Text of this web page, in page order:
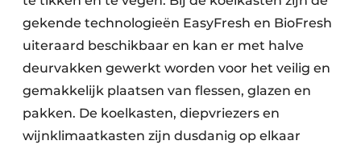
gekende technologieën EasyFresh en BioFresh
uiteraard beschikbaar en kan er met halve
deurvakken gewerkt worden voor het veilig en
gemakkelijk plaatsen van flessen, glazen en
pakken. De koelkasten, diepvriezers en
wijnklimaatkasten zijn dusdanig op elkaar